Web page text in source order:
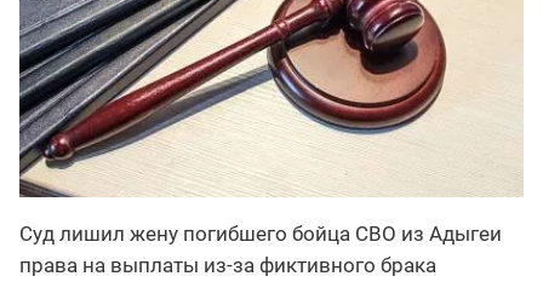
Суд лишил жену погибшего бойца СВО из Адыгеи
права на выплаты из-за фиктивного брака